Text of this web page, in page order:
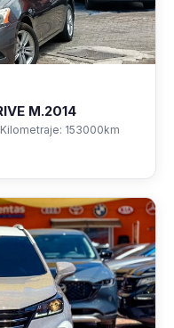
M.2014
Kilometraje: 153000km